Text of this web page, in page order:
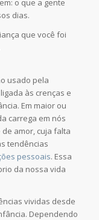
o que a gente
dias.
que você foi
usado pela
às crenças e
Em maior ou
carrega em nós
amor, cuja falta
tendências
pessoais. Essa
da nossa vida
vividas desde
Dependendo